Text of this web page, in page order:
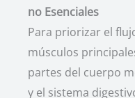
no Esenciales
Para priorizar el
músculos
partes del cuerpo
y el sistema